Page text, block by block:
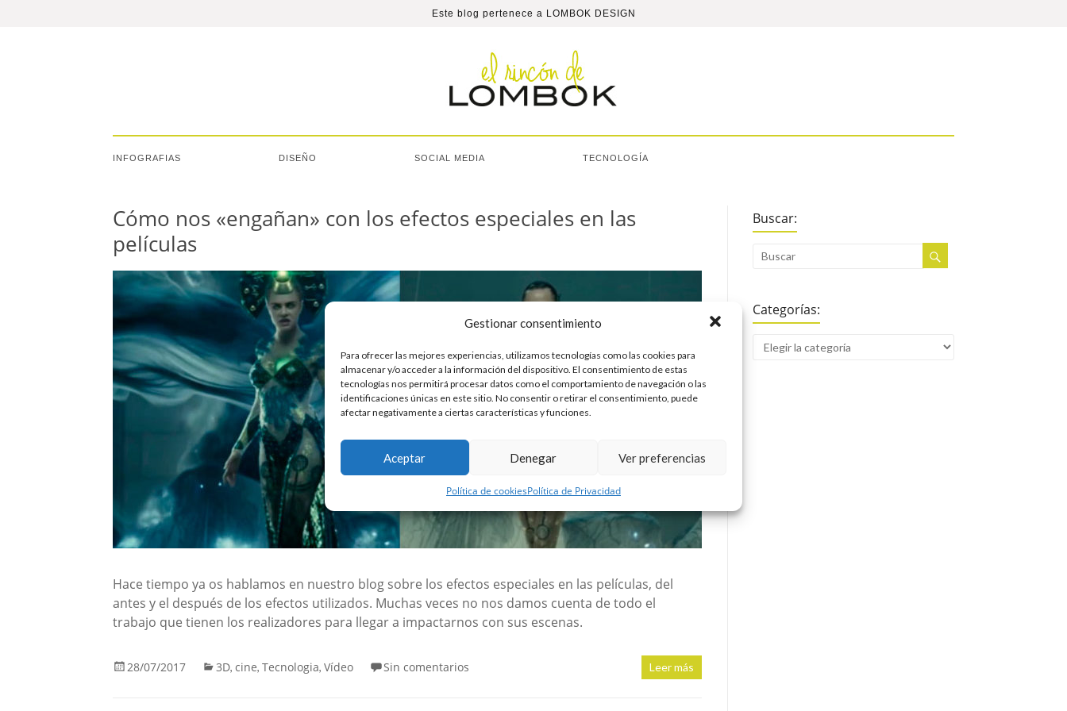
Gestionar consentimiento
Para ofrecer las mejores experiencias, utilizamos tecnologías como las cookies para
almacenar y/o acceder a la información del dispositivo. El consentimiento de estas
tecnologías nos permitirá procesar datos como el comportamiento de navegación o las
identificaciones únicas en este sitio. No consentir o retirar el consentimiento, puede
afectar negativamente a ciertas características y funciones.
Aceptar Denegar Ver preferencias
Política de cookiesPolítica de Privacidad
Este blog pertenece a LOMBOK DESIGN
INFOGRAFIAS DISEÑO SOCIAL MEDIA TECNOLOGÍA
Cómo nos «engañan» con los efectos especiales en las
películas
Hace tiempo ya os hablamos en nuestro blog sobre los efectos especiales en las películas, del
antes y el después de los efectos utilizados. Muchas veces no nos damos cuenta de todo el
trabajo que tienen los realizadores para llegar a impactarnos con sus escenas.
28/07/2017 3D, cine, Tecnologia, Vídeo Sin comentarios Leer más
Buscar:
Categorías: